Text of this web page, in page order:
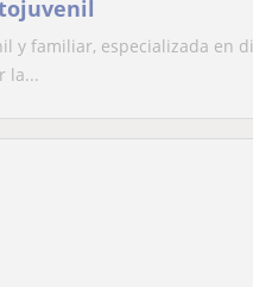
y familiar, especializada en
la...